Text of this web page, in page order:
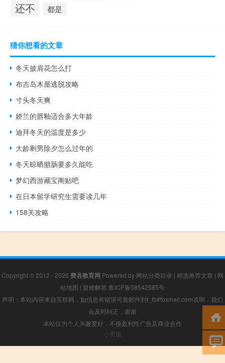
还不 都是
猜你想看的文章
冬天披肩花怎么打
布吉岛木屋逃脱攻略
寸头冬天爽
娇兰的唇釉适合多大年龄
迪拜冬天的温度是多少
大龄剩男除夕怎么过年的
冬天晾晒腊肠要多久能吃
梦幻西游藏宝阁贴吧
在日本留学研究生需要读几年
158关攻略
Copyright © 2012 - 2026 费县教育网 Powered by 网站分类目录 | 精选推荐文章 | 网
站地图 | 疑难解答 鲁ICP备08542585号
声明：本站内容来自互联网，如信息有错误可发邮件到f_fb#foxmail.com说明，我们
会及时纠正，谢谢
本站仅为个人兴趣爱好，不接盈利性广告及商业合作
小男孩